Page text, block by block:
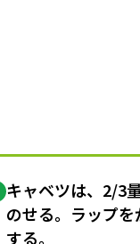
キャベツは、2/3
のせる。ラップ
する。